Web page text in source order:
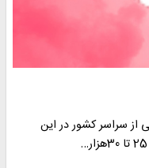
از سراسر کشور در این